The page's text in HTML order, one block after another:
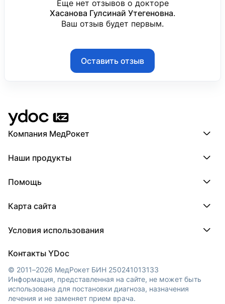
Еще нет отзывов о докторе
Хасанова Гулсинай Утегеновна.
Ваш отзыв будет первым.
Оставить отзыв
Компания МедРокет
О YDoc
Наши продукты
ПроТаблетки
МедТочка
Помощь
Регистрация врача
Карта сайта
Регионы
Клиники
Условия использования
Обработка персональных данных
Контакты YDoc
© 2011–2026 МедРокет БИН 250241013133
Информация, представленная на сайте, не может быть
использована для постановки диагноза, назначения
лечения и не заменяет прием врача.